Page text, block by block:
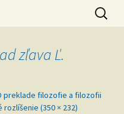
SAV Hľadať:
zľava Ľ.
preklade filozofie a filozofii
rozlíšenie (350 × 232)